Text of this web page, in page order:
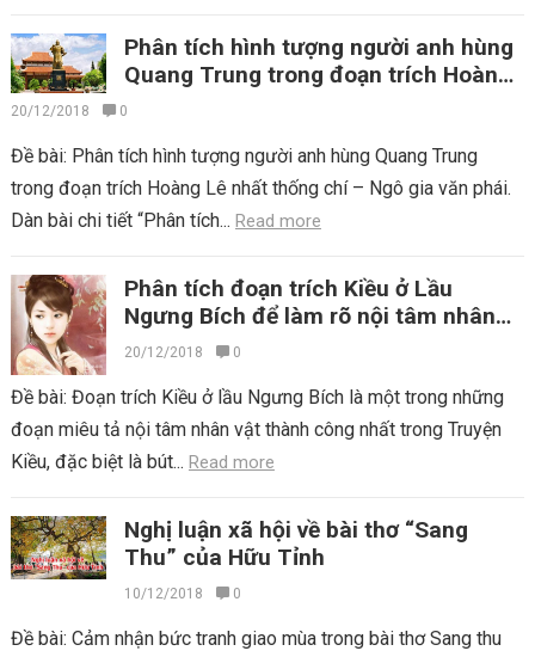
Phân tích hình tượng người anh hùng
Quang Trung trong đoạn trích Hoàng
Lê nhất thống chí
20/12/2018 0
Đề bài: Phân tích hình tượng người anh hùng Quang Trung
trong đoạn trích Hoàng Lê nhất thống chí – Ngô gia văn phái.
Dàn bài chi tiết “Phân tích... Read more
Phân tích đoạn trích Kiều ở Lầu
Ngưng Bích để làm rõ nội tâm nhân
vật và bút pháp tả cảnh ngụ tình
20/12/2018 0
Đề bài: Đoạn trích Kiều ở lầu Ngưng Bích là một trong những
đoạn miêu tả nội tâm nhân vật thành công nhất trong Truyện
Kiều, đặc biệt là bút... Read more
Nghị luận xã hội về bài thơ “Sang
Thu” của Hữu Tỉnh
10/12/2018 0
Đề bài: Cảm nhận bức tranh giao mùa trong bài thơ Sang thu